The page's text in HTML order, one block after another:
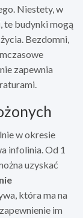
Niestety, w
te budynki mogą
Bezdomni,
zapewnia
w okresie
infolinia. Od 1
uzyskać
która ma na
im